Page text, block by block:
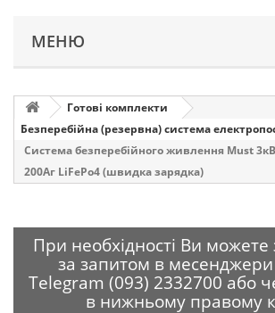
МЕНЮ
Готові комплекти
Безперебійна (резервна) система
Система безперебійного живлення Must
200Аг LiFePo4 (швидка зарядка)
При необхідності Ви можете
за запитом в месенджери
Telegram (093) 2332700 або
в нижньому правому